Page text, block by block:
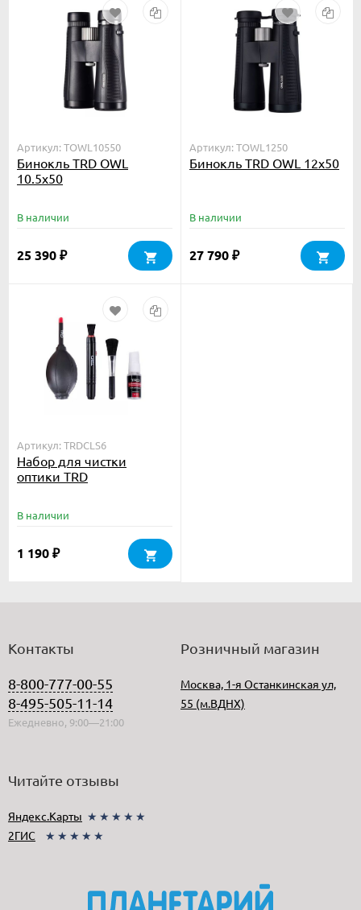
Артикул: TOWL10550
Бинокль TRD OWL
10.5x50
В наличии
25 390 ₽
Артикул: TOWL1250
Бинокль TRD OWL 12x50
В наличии
27 790 ₽
Артикул: TRDCLS6
Набор для чистки
оптики TRD
В наличии
1 190 ₽
Контакты
8-800-777-00-55
8-495-505-11-14
Ежедневно, 9:00—21:00
Розничный магазин
Москва, 1-я Останкинская ул,
55 (м.ВДНХ)
Читайте отзывы
Яндекс.Карты ★★★★★
2ГИС
★★★★★